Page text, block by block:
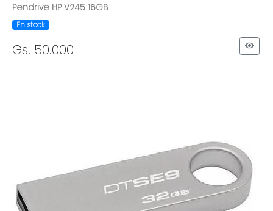
Pendrive HP V245 16GB
En stock
Gs. 50.000